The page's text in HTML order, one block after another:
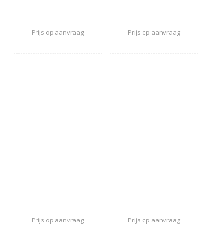
Prijs op aanvraag Prijs op aanvraag
Prijs op aanvraag Prijs op aanvraag